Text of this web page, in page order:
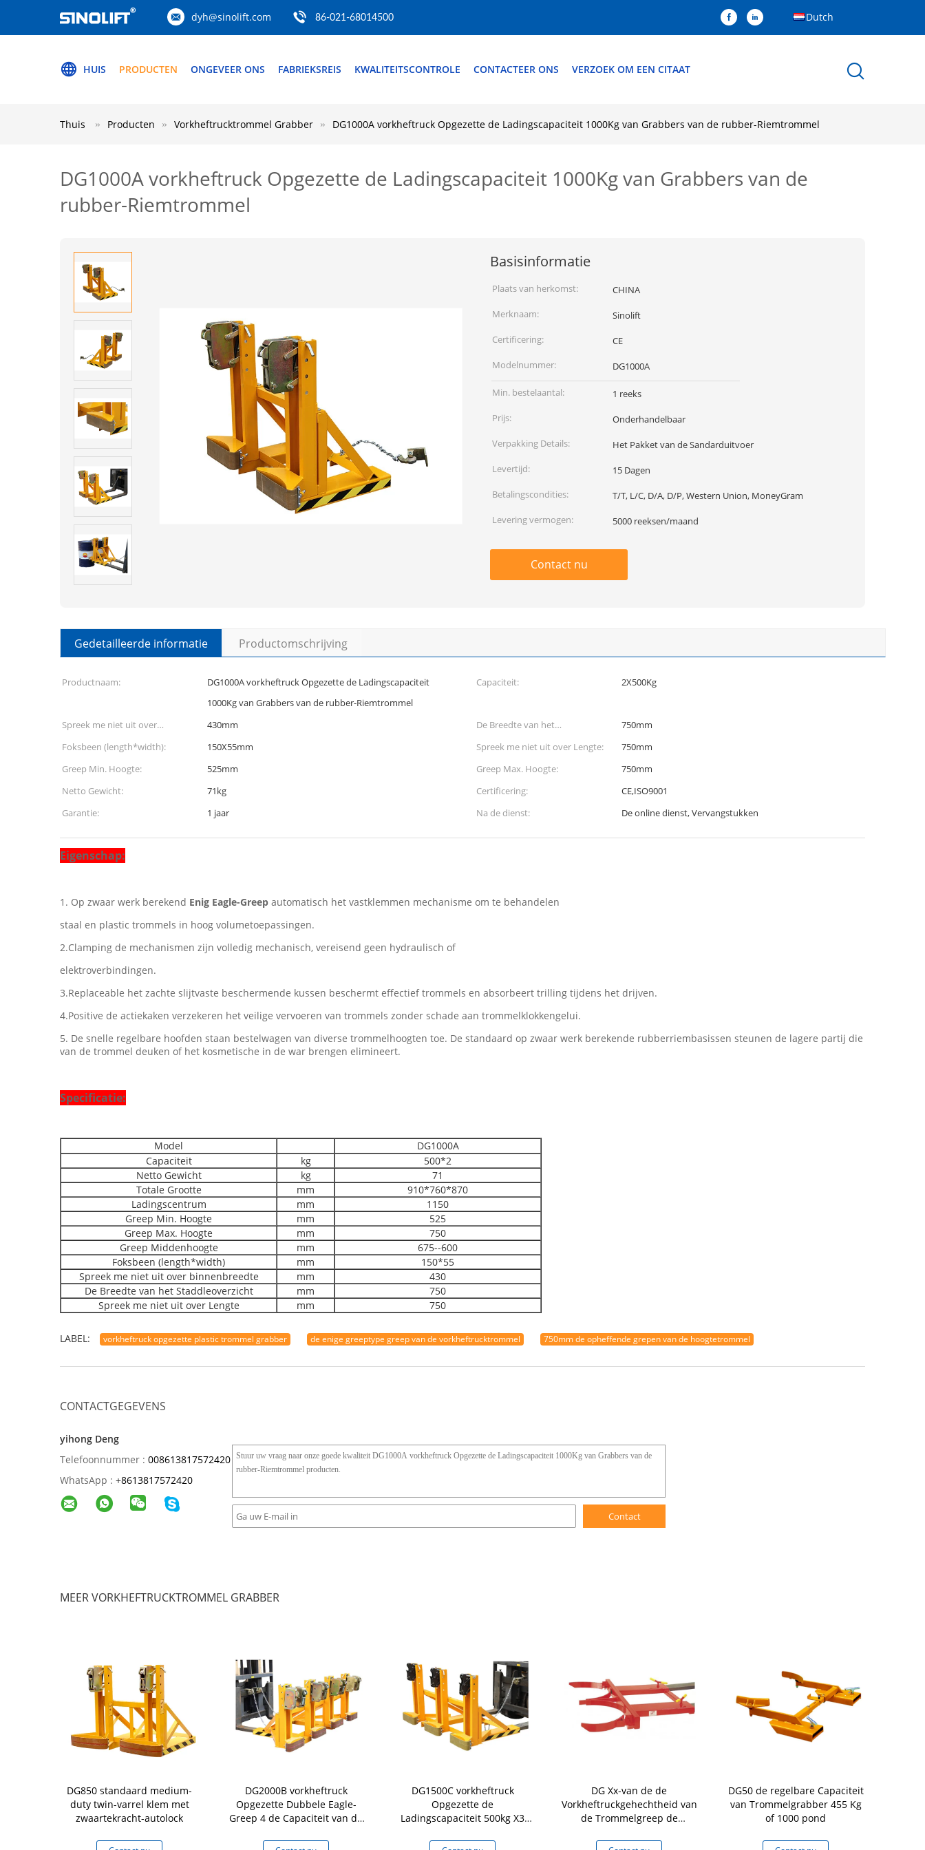
dyh@sinolift.com 86-021-68014500 Dutch
HUIS PRODUCTEN ONGEVEER ONS FABRIEKSREIS KWALITEITSCONTROLE CONTACTEER ONS VERZOEK OM EEN CITAAT
Thuis Producten Vorkheftrucktrommel Grabber DG1000A vorkheftruck Opgezette de Ladingscapaciteit 1000Kg van Grabbers van de rubber-Riemtrommel
DG1000A vorkheftruck Opgezette de Ladingscapaciteit 1000Kg van Grabbers van de
rubber-Riemtrommel
Basisinformatie
Plaats van herkomst:
CHINA
Merknaam:
Sinolift
Certificering:
CE
Modelnummer:
DG1000A
Min. bestelaantal:
1 reeks
Prijs:
Onderhandelbaar
Verpakking Details:
Het Pakket van de Sandarduitvoer
Levertijd:
15 Dagen
Betalingscondities:
T/T, L/C, D/A, D/P, Western Union, MoneyGram
Levering vermogen:
5000 reeksen/maand
Contact nu
Gedetailleerde informatie Productomschrijving
Productnaam:
DG1000A vorkheftruck Opgezette de Ladingscapaciteit
1000Kg van Grabbers van de rubber-Riemtrommel
Capaciteit: 2X500Kg
Spreek me niet uit over
binnenbreedte:
430mm
De Breedte van het
Staddleoverzicht:
750mm
Foksbeen (length*width):
150X55mm Spreek me niet uit over Lengte:
750mm
Greep Min. Hoogte:
525mm Greep Max. Hoogte:
750mm
Netto Gewicht:
71kg Certificering:
CE,ISO9001
Garantie:
1 jaar Na de dienst: De online dienst, Vervangstukken
Eigenschap:
1. Op zwaar werk berekend Enig Eagle-Greep automatisch het vastklemmen mechanisme om te behandelen
staal en plastic trommels in hoog volumetoepassingen.
2.Clamping de mechanismen zijn volledig mechanisch, vereisend geen hydraulisch of
elektroverbindingen.
3.Replaceable het zachte slijtvaste beschermende kussen beschermt effectief trommels en absorbeert trilling tijdens het drijven.
4.Positive de actiekaken verzekeren het veilige vervoeren van trommels zonder schade aan trommelklokkengelui.
5. De snelle regelbare hoofden staan bestelwagen van diverse trommelhoogten toe. De standaard op zwaar werk berekende rubberriembasissen steunen de lagere partij die
van de trommel deuken of het kosmetische in de war brengen elimineert.
Specificatie:
Model
DG1000A
Capaciteit
kg
500*2
Netto Gewicht
kg
71
Totale Grootte
mm
910*760*870
Ladingscentrum
mm
1150
Greep Min. Hoogte
mm
525
Greep Max. Hoogte
mm
750
Greep Middenhoogte
mm
675--600
Foksbeen (length*width)
mm
150*55
Spreek me niet uit over binnenbreedte
mm
430
De Breedte van het Staddleoverzicht
mm
750
Spreek me niet uit over Lengte
mm 750
LABEL: vorkheftruck opgezette plastic trommel grabber de enige greeptype greep van de vorkheftrucktrommel 750mm de opheffende grepen van de hoogtetrommel
CONTACTGEGEVENS
yihong Deng
Telefoonnummer : 008613817572420
WhatsApp : +8613817572420
Contact
MEER VORKHEFTRUCKTROMMEL GRABBER
DG850 standaard medium-
duty twin-varrel klem met
zwaartekracht-autolock
DG2000B vorkheftruck
Opgezette Dubbele Eagle-
Greep 4 de Capaciteit van de
Grabbers van de rubber-
DG1500C vorkheftruck
Opgezette de
Ladingscapaciteit 500kg X3
DG Xx-van de de
Vorkheftruckgehechtheid van
de Trommelgreep de
DG50 de regelbare Capaciteit
van Trommelgrabber 455 Kg
of 1000 pond